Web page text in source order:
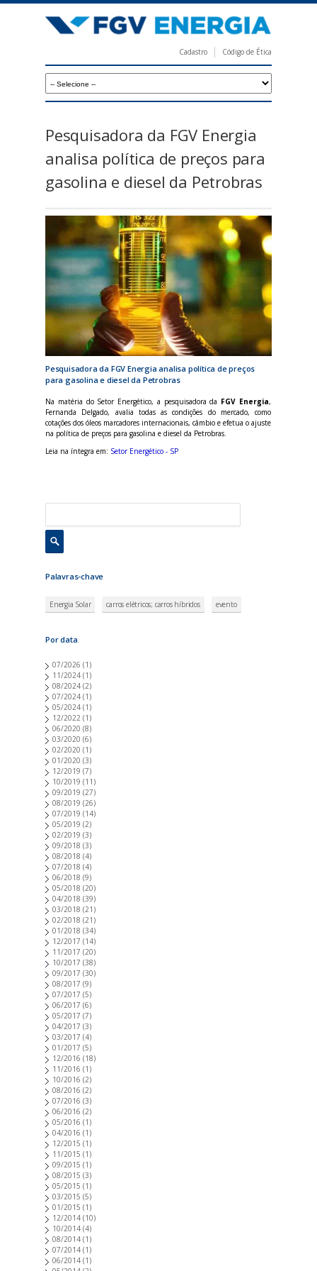
para
principal
V
e
r
g
a
Cadastro Código de Ética
Pesquisadora da FGV Energia
analisa política de preços para
gasolina e diesel da Petrobras
Pesquisadora da FGV Energia analisa política de preços
para gasolina e diesel da Petrobras
Na matéria do Setor Energético, a pesquisadora da FGV Energia,
Fernanda Delgado, avalia todas as condições do mercado, como
cotações dos óleos marcadores internacionais, câmbio e efetua o ajuste
na política de preços para gasolina e diesel da Petrobras.
Leia na íntegra em: Setor Energético - SP
Palavras-chave
Energia Solar carros elétricos; carros híbridos evento
Por data
07/2026 (1)
11/2024 (1)
08/2024 (2)
07/2024 (1)
05/2024 (1)
12/2022 (1)
06/2020 (8)
03/2020 (6)
02/2020 (1)
01/2020 (3)
12/2019 (7)
10/2019 (11)
09/2019 (27)
08/2019 (26)
07/2019 (14)
05/2019 (2)
02/2019 (3)
09/2018 (3)
08/2018 (4)
07/2018 (4)
06/2018 (9)
05/2018 (20)
04/2018 (39)
03/2018 (21)
02/2018 (21)
01/2018 (34)
12/2017 (14)
11/2017 (20)
10/2017 (38)
09/2017 (30)
08/2017 (9)
07/2017 (5)
06/2017 (6)
05/2017 (7)
04/2017 (3)
03/2017 (4)
01/2017 (5)
12/2016 (18)
11/2016 (1)
10/2016 (2)
08/2016 (2)
07/2016 (3)
06/2016 (2)
05/2016 (1)
04/2016 (1)
12/2015 (1)
11/2015 (1)
09/2015 (1)
08/2015 (3)
05/2015 (1)
03/2015 (5)
01/2015 (1)
12/2014 (10)
10/2014 (4)
08/2014 (1)
07/2014 (1)
06/2014 (1)